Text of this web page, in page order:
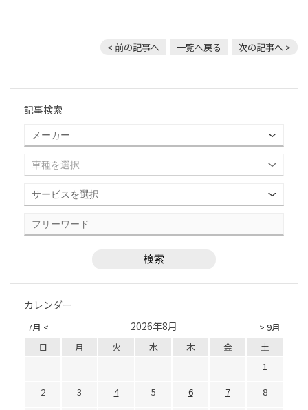
< 前の記事へ 一覧へ戻る 次の記事へ >
記事検索
カレンダー
7月 < > 9月
2026年8月
日 月 火 水 木 金
土
1
2
3 4 5 6 7
8